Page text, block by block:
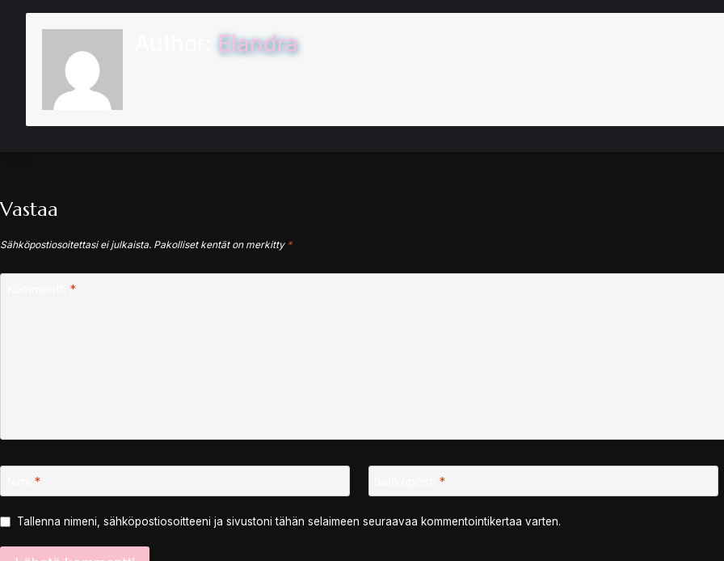
Elandra
Vastaa
Sähköpostiosoitettasi ei julkaista. Pakolliset kentät on merkitty *
*
* *
Tallenna nimeni, sähköpostiosoitteeni ja sivustoni tähän selaimeen seuraavaa kommentointikertaa varten.